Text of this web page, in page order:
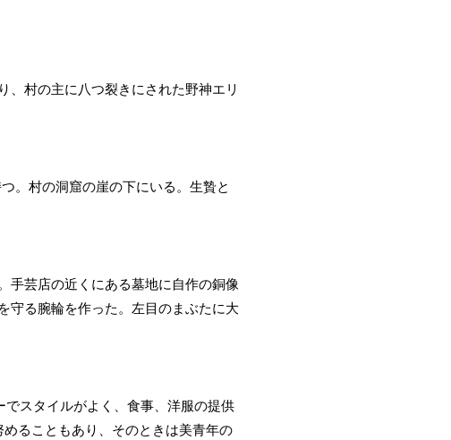
、村の主に八つ裂きにされた野神エリ
。村の洞窟の崖の下にいる。生贄と
手芸店の近くにある墓地に自作の銅像
守る腕輪を作った。左目のまぶたに大
スタイルがよく、食事、洋服の提供
ることもあり、そのときは美青年の